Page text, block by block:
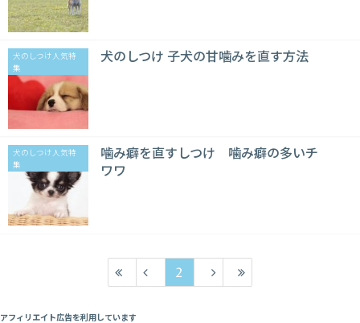
犬のしつけ人気特
集
犬のしつけ 子犬の甘噛みを直す方法
犬のしつけ人気特
集
噛み癖を直すしつけ 噛み癖の多いチ
ワワ
2
アフィリエイト広告を利用しています